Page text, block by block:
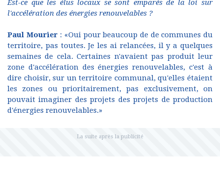
Est-ce que les élus locaux se sont emparés de la loi sur
l'accélération des énergies renouvelables ?
Paul Mourier : «Oui pour beaucoup de de communes du
territoire, pas toutes. Je les ai relancées, il y a quelques
semaines de cela. Certaines n'avaient pas produit leur
zone d'accélération des énergies renouvelables, c'est à
dire choisir, sur un territoire communal, qu'elles étaient
les zones ou prioritairement, pas exclusivement, on
pouvait imaginer des projets des projets de production
d'énergies renouvelables.»